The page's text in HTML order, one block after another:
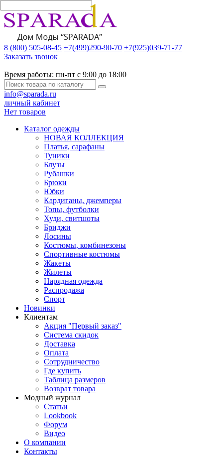
8 (800) 505-08-45 +7(499)290-90-70 +7(925)039-71-77
Заказать звонок
Время работы: пн-пт с 9:00 до 18:00
info@sparada.ru
личный кабинет
Нет товаров
Каталог одежды
НОВАЯ КОЛЛЕКЦИЯ
Платья, сарафаны
Туники
Блузы
Рубашки
Брюки
Юбки
Кардиганы, джемперы
Топы, футболки
Худи, свитшоты
Бриджи
Лосины
Костюмы, комбинезоны
Спортивные костюмы
Жакеты
Жилеты
Нарядная одежда
Распродажа
Спорт
Новинки
Клиентам
Акция "Первый заказ"
Система скидок
Доставка
Оплата
Сотрудничество
Где купить
Таблица размеров
Возврат товара
Модный журнал
Статьи
Lookbook
Форум
Видео
О компании
Контакты